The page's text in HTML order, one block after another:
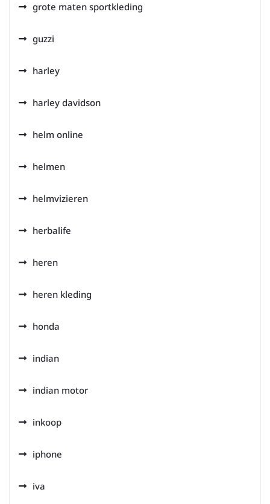
grote maten sportkleding
guzzi
harley
harley davidson
helm online
helmen
helmvizieren
herbalife
heren
heren kleding
honda
indian
indian motor
inkoop
iphone
iva